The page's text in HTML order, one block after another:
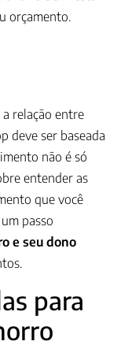
orçamento.
relação entre
deve ser baseada
não é só
entender as
que você
passo
e seu dono
para